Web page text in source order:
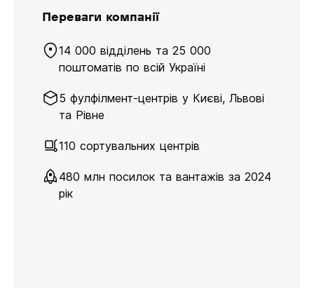
Переваги компанії
14 000 відділень та 25 000
поштоматів по всій Україні
5 фулфілмент-центрів у Києві, Львові
та Рівне
110 сортувальних центрів
480 млн посилок та вантажів за 2024
рік